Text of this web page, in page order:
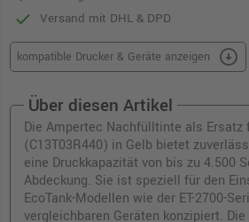
Versand mit DHL & DPD
kompatible Drucker & Geräte anzeigen arrow_circle_down
Über diesen Artikel
Die Ampertec Nachfülltinte als Ersatz
(C13T03R440) in Gelb bietet
eine Druckkapazität von bis zu 4.500
Abdeckung. Sie ist speziell für den
EcoTank-Modellen wie der ET-2700-
vergleichbaren Geräten konzipiert.